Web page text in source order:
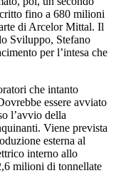
fino a 680 milioni
di Arcelor Mittal. Il
Sviluppo, Stefano
per l’intesa che
che intanto
essere avviato
l’avvio della
Viene prevista
esterna al
interno allo
milioni di tonnellate